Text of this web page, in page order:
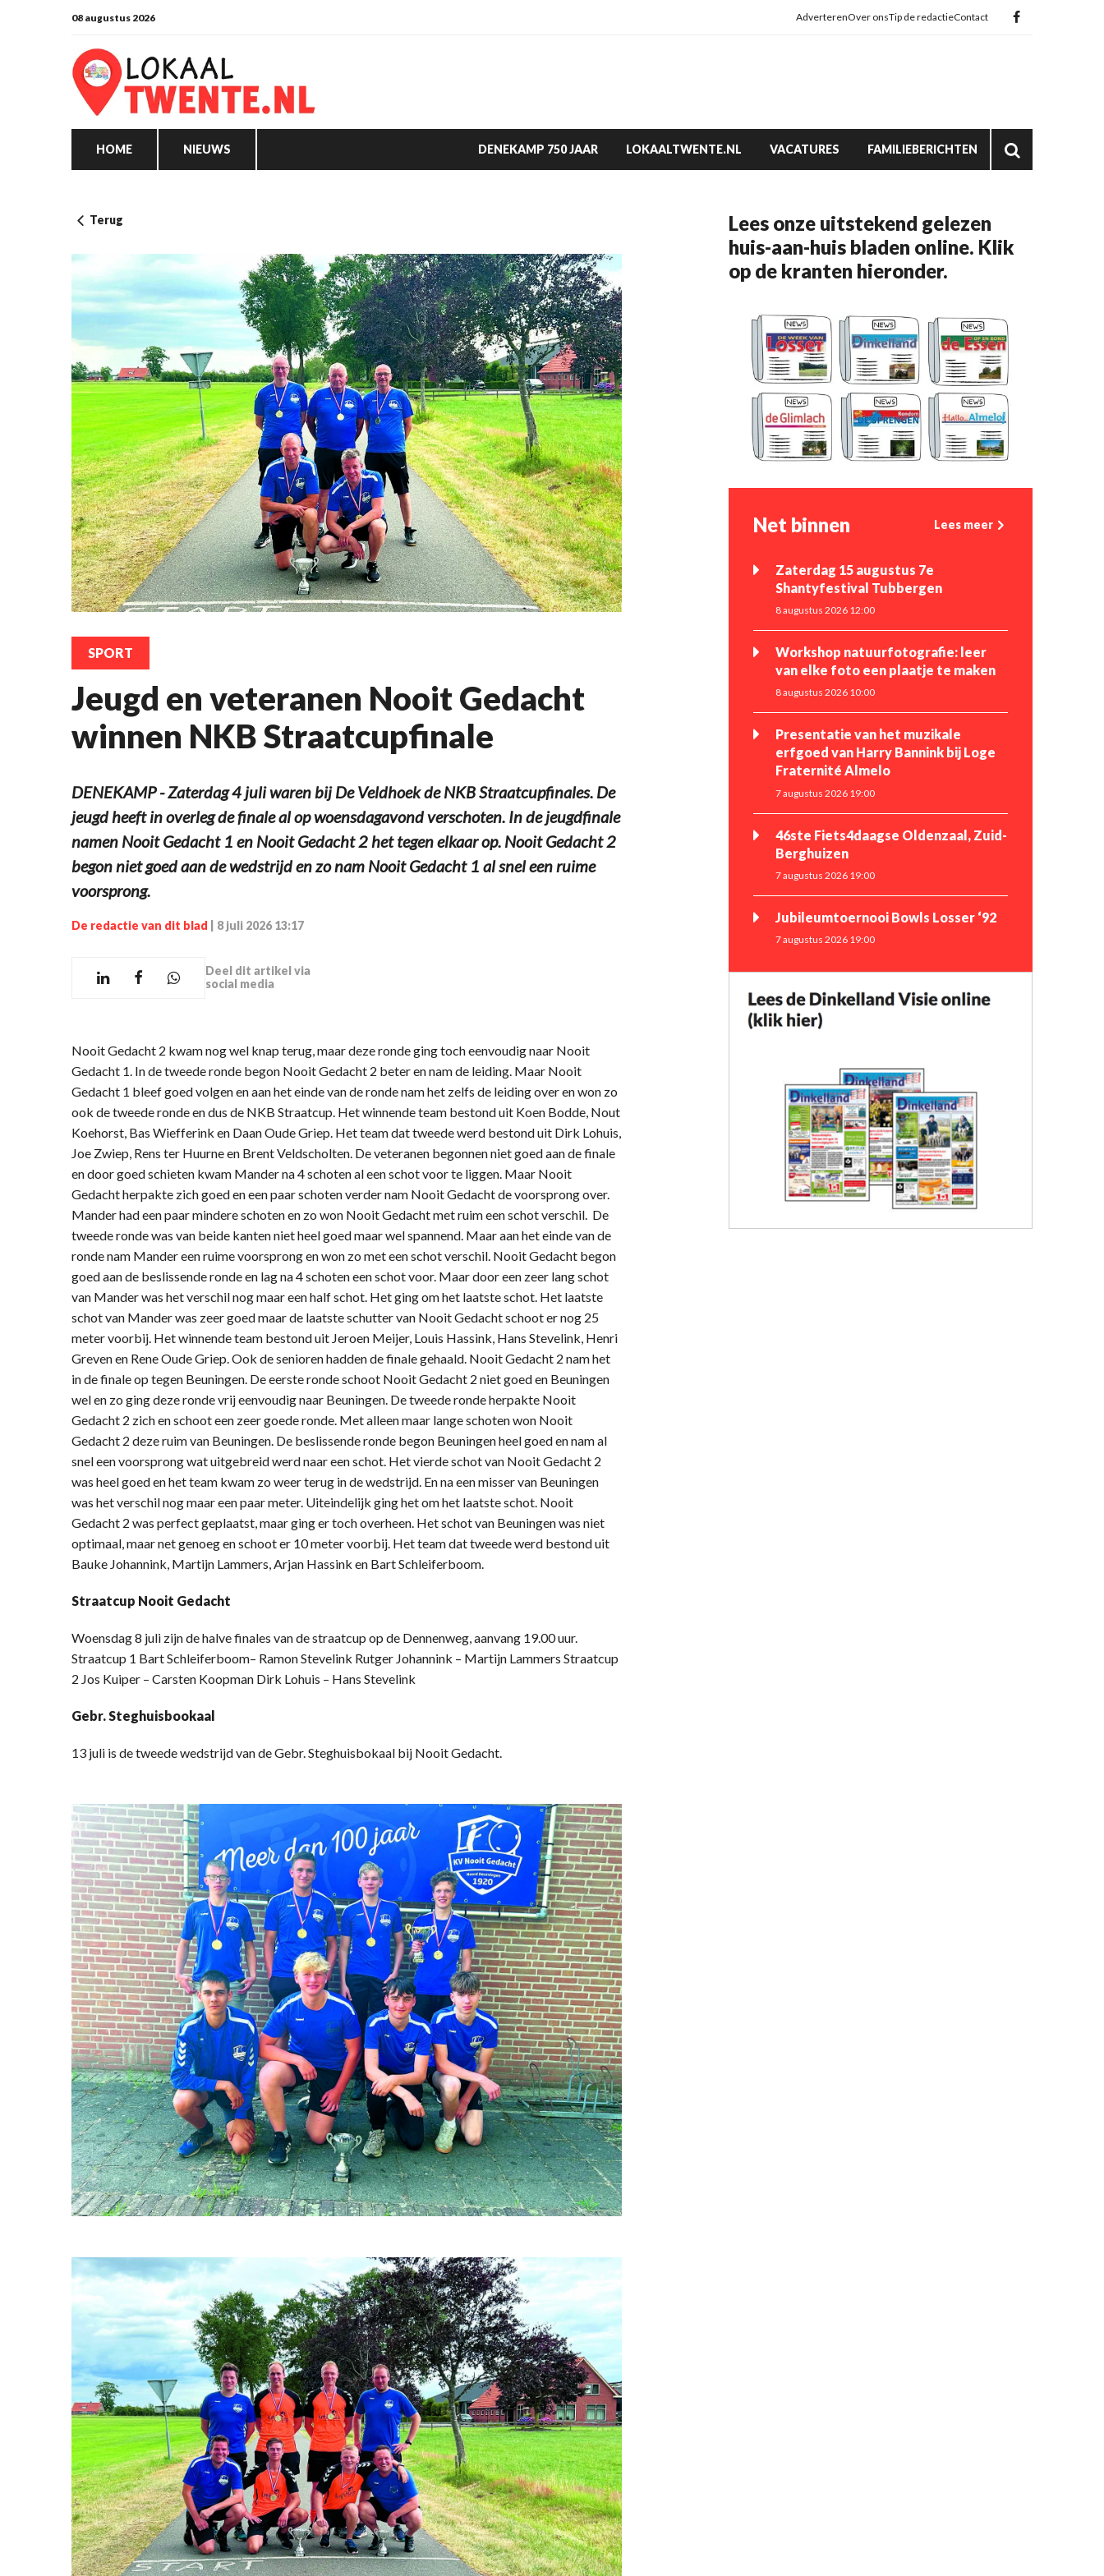
08 augustus 2026 AdverterenOver onsTip de redactieContact
HOME NIEUWS DENEKAMP 750 JAAR LOKAALTWENTE.NL VACATURES FAMILIEBERICHTEN
Terug
SPORT
Jeugd en veteranen Nooit Gedacht
winnen NKB Straatcupfinale
DENEKAMP - Zaterdag 4 juli waren bij De Veldhoek de NKB Straatcupfinales. De
jeugd heeft in overleg de finale al op woensdagavond verschoten. In de jeugdfinale
namen Nooit Gedacht 1 en Nooit Gedacht 2 het tegen elkaar op. Nooit Gedacht 2
begon niet goed aan de wedstrijd en zo nam Nooit Gedacht 1 al snel een ruime
voorsprong.
De redactie van dit blad 8 juli 2026 13:17
Deel dit artikel via
social media
Nooit Gedacht 2 kwam nog wel knap terug, maar deze ronde ging toch eenvoudig naar Nooit
Gedacht 1. In de tweede ronde begon Nooit Gedacht 2 beter en nam de leiding. Maar Nooit
Gedacht 1 bleef goed volgen en aan het einde van de ronde nam het zelfs de leiding over en won zo
ook de tweede ronde en dus de NKB Straatcup. Het winnende team bestond uit Koen Bodde, Nout
Koehorst, Bas Wiefferink en Daan Oude Griep. Het team dat tweede werd bestond uit Dirk Lohuis,
Joe Zwiep, Rens ter Huurne en Brent Veldscholten. De veteranen begonnen niet goed aan de finale
en door goed schieten kwam Mander na 4 schoten al een schot voor te liggen. Maar Nooit
Gedacht herpakte zich goed en een paar schoten verder nam Nooit Gedacht de voorsprong over.
Mander had een paar mindere schoten en zo won Nooit Gedacht met ruim een schot verschil. De
tweede ronde was van beide kanten niet heel goed maar wel spannend. Maar aan het einde van de
ronde nam Mander een ruime voorsprong en won zo met een schot verschil. Nooit Gedacht begon
goed aan de beslissende ronde en lag na 4 schoten een schot voor. Maar door een zeer lang schot
van Mander was het verschil nog maar een half schot. Het ging om het laatste schot. Het laatste
schot van Mander was zeer goed maar de laatste schutter van Nooit Gedacht schoot er nog 25
meter voorbij. Het winnende team bestond uit Jeroen Meijer, Louis Hassink, Hans Stevelink, Henri
Greven en Rene Oude Griep. Ook de senioren hadden de finale gehaald. Nooit Gedacht 2 nam het
in de finale op tegen Beuningen. De eerste ronde schoot Nooit Gedacht 2 niet goed en Beuningen
wel en zo ging deze ronde vrij eenvoudig naar Beuningen. De tweede ronde herpakte Nooit
Gedacht 2 zich en schoot een zeer goede ronde. Met alleen maar lange schoten won Nooit
Gedacht 2 deze ruim van Beuningen. De beslissende ronde begon Beuningen heel goed en nam al
snel een voorsprong wat uitgebreid werd naar een schot. Het vierde schot van Nooit Gedacht 2
was heel goed en het team kwam zo weer terug in de wedstrijd. En na een misser van Beuningen
was het verschil nog maar een paar meter. Uiteindelijk ging het om het laatste schot. Nooit
Gedacht 2 was perfect geplaatst, maar ging er toch overheen. Het schot van Beuningen was niet
optimaal, maar net genoeg en schoot er 10 meter voorbij. Het team dat tweede werd bestond uit
Bauke Johannink, Martijn Lammers, Arjan Hassink en Bart Schleiferboom.
Straatcup Nooit Gedacht
Woensdag 8 juli zijn de halve finales van de straatcup op de Dennenweg, aanvang 19.00 uur.
Straatcup 1 Bart Schleiferboom– Ramon Stevelink Rutger Johannink – Martijn Lammers Straatcup
2 Jos Kuiper – Carsten Koopman Dirk Lohuis – Hans Stevelink
Gebr. Steghuisbookaal
13 juli is de tweede wedstrijd van de Gebr. Steghuisbokaal bij Nooit Gedacht.
Lees onze uitstekend gelezen
huis-aan-huis bladen online. Klik
op de kranten hieronder.
Net binnen Lees meer
Zaterdag 15 augustus 7e
Shantyfestival Tubbergen
8 augustus 2026 12:00
Workshop natuurfotografie: leer
van elke foto een plaatje te maken
8 augustus 2026 10:00
Presentatie van het muzikale
erfgoed van Harry Bannink bij Loge
Fraternité Almelo
7 augustus 2026 19:00
46ste Fiets4daagse Oldenzaal, Zuid-
Berghuizen
7 augustus 2026 19:00
Jubileumtoernooi Bowls Losser ‘92
7 augustus 2026 19:00